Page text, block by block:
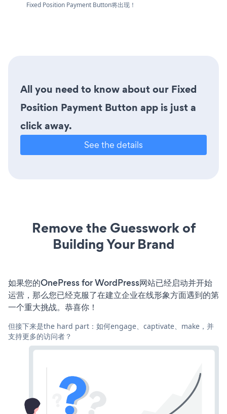
Fixed Position Payment Button将出现！
All you need to know about our Fixed
Position Payment Button app is just a
click away.
See the details
Remove the Guesswork of
Building Your Brand
如果您的OnePress for WordPress网站已经启动并开始
运营，那么您已经克服了在建立企业在线形象方面遇到的第
一个重大挑战。恭喜你！
但接下来是the hard part：如何engage、captivate、make，并
支持更多的访问者？